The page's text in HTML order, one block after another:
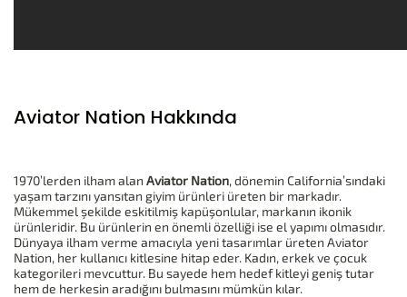
Aviator Nation Hakkında
1970’lerden ilham alan Aviator Nation, dönemin California’sındaki
yaşam tarzını yansıtan giyim ürünleri üreten bir markadır.
Mükemmel şekilde eskitilmiş kapüşonlular, markanın ikonik
ürünleridir. Bu ürünlerin en önemli özelliği ise el yapımı olmasıdır.
Dünyaya ilham verme amacıyla yeni tasarımlar üreten Aviator
Nation, her kullanıcı kitlesine hitap eder. Kadın, erkek ve çocuk
kategorileri mevcuttur. Bu sayede hem hedef kitleyi geniş tutar
hem de herkesin aradığını bulmasını mümkün kılar.